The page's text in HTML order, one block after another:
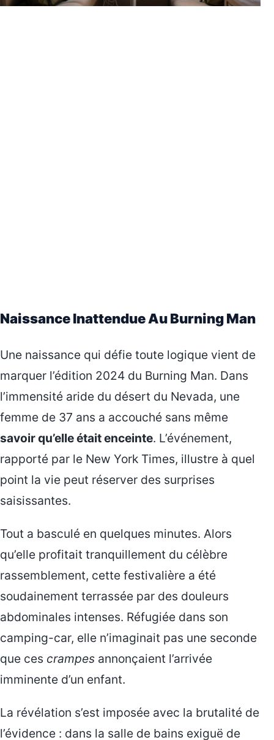
Naissance Inattendue Au Burning Man
Une naissance qui défie toute logique vient de
marquer l’édition 2024 du Burning Man. Dans
l’immensité aride du désert du Nevada, une
femme de 37 ans a accouché sans même
savoir qu’elle était enceinte. L’événement,
rapporté par le New York Times, illustre à quel
point la vie peut réserver des surprises
saisissantes.
Tout a basculé en quelques minutes. Alors
qu’elle profitait tranquillement du célèbre
rassemblement, cette festivalière a été
soudainement terrassée par des douleurs
abdominales intenses. Réfugiée dans son
camping-car, elle n’imaginait pas une seconde
que ces crampes annonçaient l’arrivée
imminente d’un enfant.
La révélation s’est imposée avec la brutalité de
l’évidence : dans la salle de bains exiguë de